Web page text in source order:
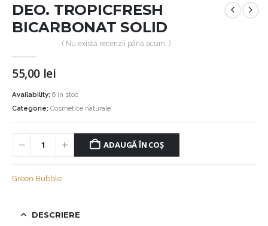
DEO. TROPICFRESH
BICARBONAT SOLID
( Nu există recenzii până acum. )
55,00 lei
Availability: 6 în stoc
Categorie: Cosmetice naturale
ADAUGĂ ÎN COȘ
Green Bubble
DESCRIERE